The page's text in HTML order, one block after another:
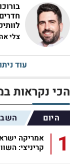
צלי
עוד
הכי נקראות
היום
1
קריניצי: